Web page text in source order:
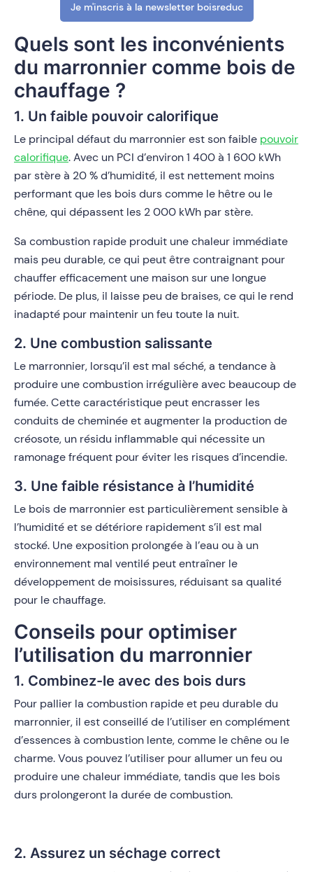
Je m'inscris à la newsletter boisreduc
Quels sont les inconvénients
du marronnier comme bois de
chauffage ?
1. Un faible pouvoir calorifique
Le principal défaut du marronnier est son faible pouvoir
calorifique. Avec un PCI d’environ 1 400 à 1 600 kWh
par stère à 20 % d’humidité, il est nettement moins
performant que les bois durs comme le hêtre ou le
chêne, qui dépassent les 2 000 kWh par stère.
Sa combustion rapide produit une chaleur immédiate
mais peu durable, ce qui peut être contraignant pour
chauffer efficacement une maison sur une longue
période. De plus, il laisse peu de braises, ce qui le rend
inadapté pour maintenir un feu toute la nuit.
2. Une combustion salissante
Le marronnier, lorsqu’il est mal séché, a tendance à
produire une combustion irrégulière avec beaucoup de
fumée. Cette caractéristique peut encrasser les
conduits de cheminée et augmenter la production de
créosote, un résidu inflammable qui nécessite un
ramonage fréquent pour éviter les risques d’incendie.
3. Une faible résistance à l’humidité
Le bois de marronnier est particulièrement sensible à
l’humidité et se détériore rapidement s’il est mal
stocké. Une exposition prolongée à l’eau ou à un
environnement mal ventilé peut entraîner le
développement de moisissures, réduisant sa qualité
pour le chauffage.
Conseils pour optimiser
l’utilisation du marronnier
1. Combinez-le avec des bois durs
Pour pallier la combustion rapide et peu durable du
marronnier, il est conseillé de l’utiliser en complément
d’essences à combustion lente, comme le chêne ou le
charme. Vous pouvez l’utiliser pour allumer un feu ou
produire une chaleur immédiate, tandis que les bois
durs prolongeront la durée de combustion.
2. Assurez un séchage correct